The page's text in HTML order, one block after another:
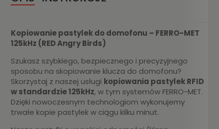
Kopiowanie pastylek do domofonu – FERRO-MET
125kHz (RED Angry Birds)
Szukasz szybkiego, bezpiecznego i precyzyjnego
sposobu na skopiowanie klucza do domofonu?
Skorzystaj z naszej usługi kopiowania pastylek RFID
w standardzie 125kHz, w tym systemów FERRO-MET.
Dzięki nowoczesnym technologiom wykonujemy
trwałe kopie pastylek w ciągu kilku minut.